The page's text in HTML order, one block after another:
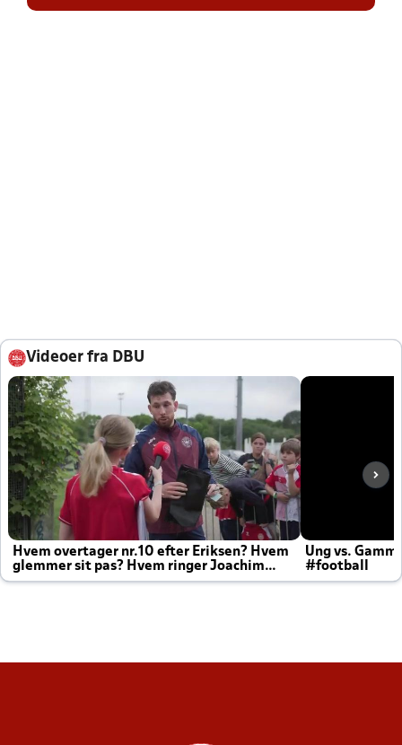
Videoer fra DBU
Hvem overtager nr.10 efter Eriksen? Hvem
glemmer sit pas? Hvem ringer Joachim
altid til efter kampe?
Ung vs.
#football